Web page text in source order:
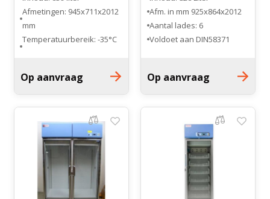
Afmetingen: 945x711x2012
mm
Temperatuurbereik: -35°C
Op aanvraag
Afm. in mm 925x864x2012
Aantal lades: 6
Voldoet aan DIN58371
Op aanvraag